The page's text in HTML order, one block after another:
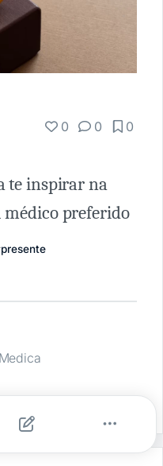
0 0 0
te inspirar na
médico preferido
Denunciar publicação